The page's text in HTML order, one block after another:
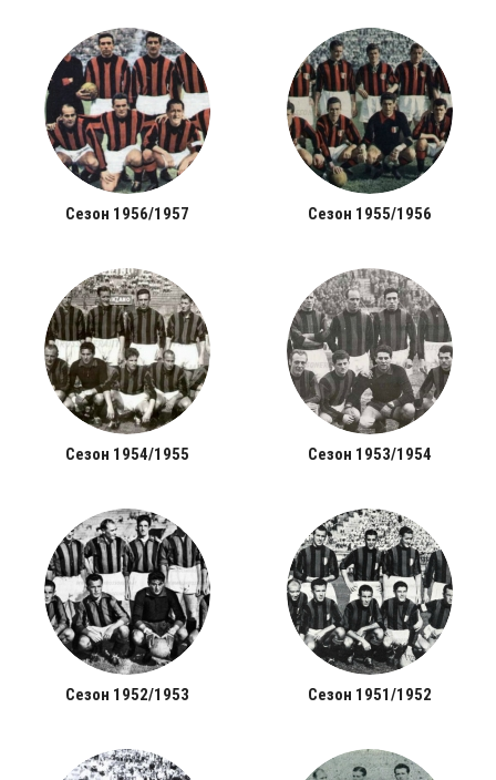
Сезон 1956/1957 Сезон 1955/1956
Сезон 1954/1955 Сезон 1953/1954
Сезон 1952/1953 Сезон 1951/1952